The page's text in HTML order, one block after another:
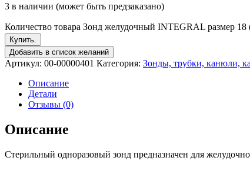
3 в наличии (может быть предзаказано)
Количество товара Зонд желудочный INTEGRAL размер 18
Купить.
Добавить в список желаний
Артикул: 00-00000401 Категория: Зонды, трубки, канюли,
Описание
Детали
Отзывы (0)
Описание
Стерильный одноразовый зонд предназначен для